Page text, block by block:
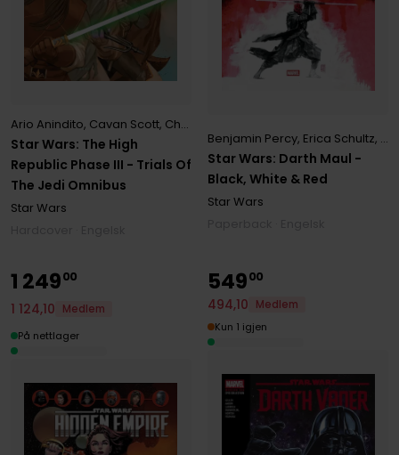
Star Wars: The High
Republic Phase III - Trials Of
The Jedi Omnibus
Ario Anindito, Cavan Scott, Charles Soule
Star Wars
Star Wars: Darth Maul -
Black, White & Red
Benjamin Percy, Erica Schultz,
Star Wars
1 24900
1 124,10
Medlem
På nettlager
54900
494,10
Medlem
Kun 1 igjen